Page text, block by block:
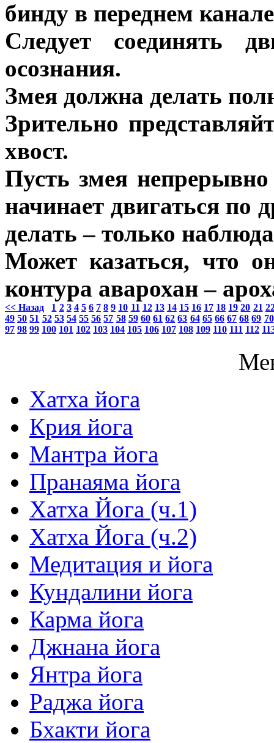
бинду в переднем
Следует соединять
осознания.
Змея должна делать
Зрительно
хвост.
Пусть змея
начинает двигаться по
делать – только
Может казаться, что
контура аварохан –
<< Назад 1 2 3 4 5 6 7 8 9 10 11 12 13 14 15 16 17 18 19 20 21
49 50 51 52 53 54 55 56 57 58 59 60 61 62 63 64 65 66 67 68 69 70
97 98 99 100 101 102 103 104 105 106 107 108 109 110 111 112
Хатха йога
Крия йога
Мантра йога
Пранаяма йога
Хатха Йога (ч.1)
Хатха Йога (ч.2)
Медитация и йога
Кундалини йога
Карма йога
Джнана йога
Янтра йога
Раджа йога
Бхакти йога